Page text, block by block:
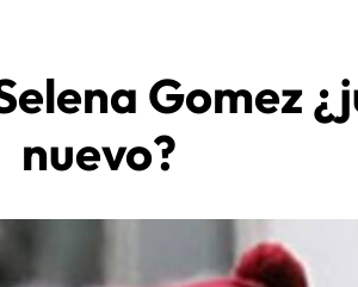
Gomez
nuevo?